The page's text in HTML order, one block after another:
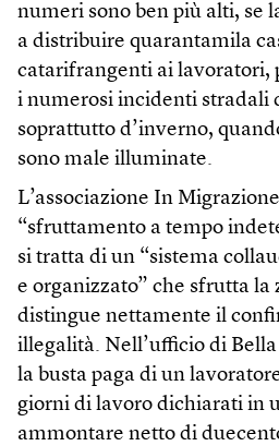
numeri sono ben più alti, se
a distribuire quarantamila
catarifrangenti ai lavoratori,
i numerosi incidenti stradali
soprattutto d’inverno,
sono male illuminate.
L’associazione In
“sfruttamento a tempo
si tratta di un “sistema
e organizzato” che sfrutta la
distingue nettamente il
illegalità. Nell’ufficio di
la busta paga di un
giorni di lavoro dichiarati in
ammontare netto di